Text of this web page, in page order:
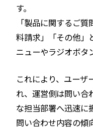
す。
「製品に関するご
料請求」「その他」
ニューやラジオボタ
これにより、ユーザ
れ、運営側は問い合
な担当部署へ迅速に
問い合わせ内容の傾